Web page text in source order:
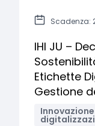
Scadenza:
IHI JU –
Etichette
Gestione